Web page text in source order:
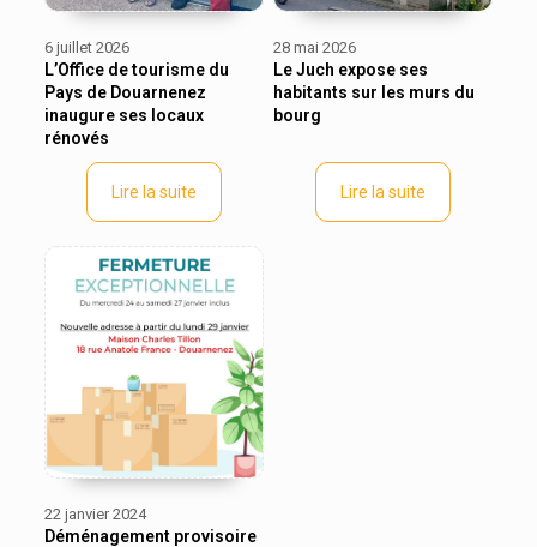
6 juillet 2026
L’Office de tourisme du
Pays de Douarnenez
inaugure ses locaux
rénovés
Lire la suite
28 mai 2026
Le Juch expose ses
habitants sur les murs du
bourg
Lire la suite
22 janvier 2024
Déménagement provisoire